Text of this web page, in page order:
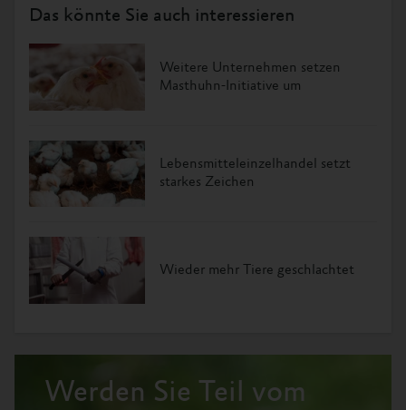
Das könnte Sie auch interessieren
Weitere Unternehmen setzen
Masthuhn-Initiative um
Lebensmitteleinzelhandel setzt
starkes Zeichen
Wieder mehr Tiere geschlachtet
Werden Sie Teil vom